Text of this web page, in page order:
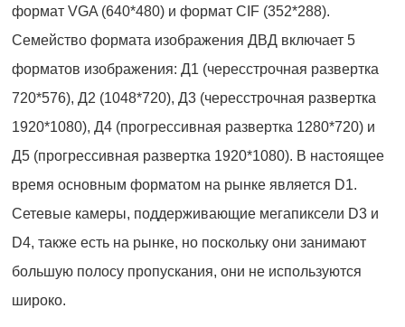
формат VGA (640*480) и формат CIF (352*288).
Семейство формата изображения ДВД включает 5
форматов изображения: Д1 (чересстрочная развертка
720*576), Д2 (1048*720), Д3 (чересстрочная развертка
1920*1080), Д4 (прогрессивная развертка 1280*720) и
Д5 (прогрессивная развертка 1920*1080). В настоящее
время основным форматом на рынке является D1.
Сетевые камеры, поддерживающие мегапиксели D3 и
D4, также есть на рынке, но поскольку они занимают
большую полосу пропускания, они не используются
широко.